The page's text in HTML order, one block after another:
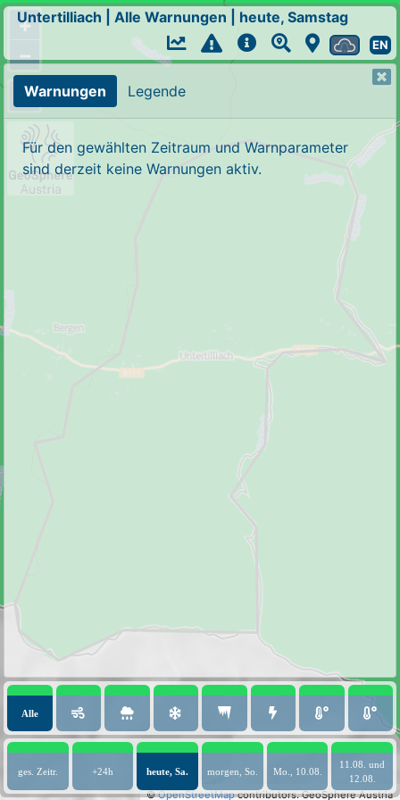
+
−
©OpenStreetMapcontributors. GeoSphere Austria
Untertilliach Alle Warnungen heute, Samstag
EN
Warnungen Legende
Für den gewählten Zeitraum und Warnparameter
sind derzeit keine Warnungen aktiv.
Alle
ges. Zeitr. +24h heute, Sa. morgen, So. Mo., 10.08.
11.08. und
12.08.